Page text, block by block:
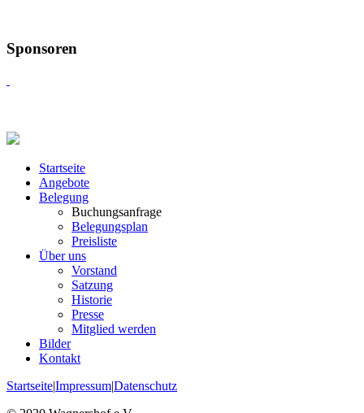
Sponsoren
Startseite
Angebote
Belegung
Buchungsanfrage
Belegungsplan
Preisliste
Über uns
Vorstand
Satzung
Historie
Presse
Mitglied werden
Bilder
Kontakt
Startseite|Impressum|Datenschutz